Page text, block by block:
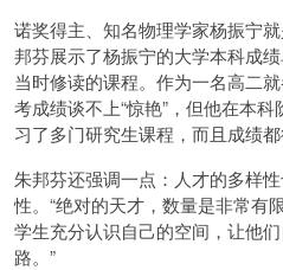
诺奖得主、知名物理学家杨振宁
邦芬展示了杨振宁的大学本科成
当时修读的课程。作为一名高二
考成绩谈不上“惊艳”，但他在本
习了多门研究生课程，而且成绩都
朱邦芬还强调一点：人才的多样
性。“绝对的天才，数量是非常有
学生充分认识自己的空间，让他
路。”